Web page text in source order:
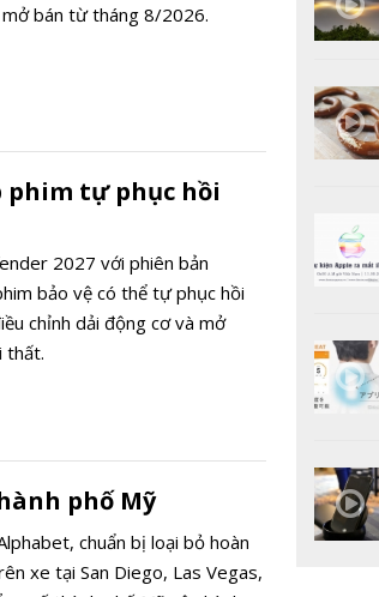
bán từ tháng 8/2026.
phim tự phục hồi
2027 với phiên bản
bảo vệ có thể tự phục hồi
chỉnh dải động cơ và mở
thất.
phố Mỹ
chuẩn bị loại bỏ hoàn
xe tại San Diego, Las Vegas,